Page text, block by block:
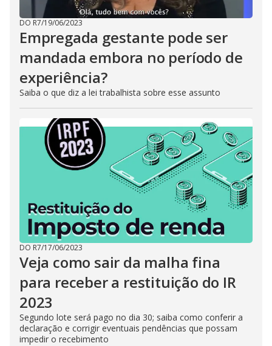
DO R7/19/06/2023
Empregada gestante pode ser
mandada embora no período de
experiência?
Saiba o que diz a lei trabalhista sobre esse assunto
DO R7/17/06/2023
Veja como sair da malha fina
para receber a restituição do IR
2023
Segundo lote será pago no dia 30; saiba como conferir a
declaração e corrigir eventuais pendências que possam
impedir o recebimento